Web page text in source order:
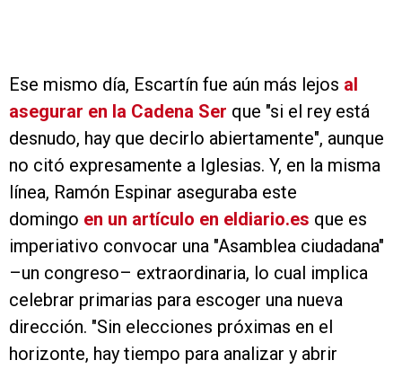
Ese mismo día, Escartín fue aún más lejos al
asegurar en la Cadena Ser que "si el rey está
desnudo, hay que decirlo abiertamente", aunque
no citó expresamente a Iglesias. Y, en la misma
línea, Ramón Espinar aseguraba este
domingo en un artículo en eldiario.es que es
imperiativo convocar una "Asamblea ciudadana"
–un congreso– extraordinaria, lo cual implica
celebrar primarias para escoger una nueva
dirección. "Sin elecciones próximas en el
horizonte, hay tiempo para analizar y abrir